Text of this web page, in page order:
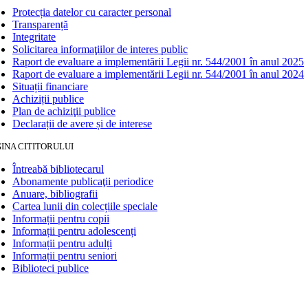
Protecția datelor cu caracter personal
Transparență
Integritate
Solicitarea informaţiilor de interes public
Raport de evaluare a implementării Legii nr. 544/2001 în anul 2025
Raport de evaluare a implementării Legii nr. 544/2001 în anul 2024
Situații financiare
Achiziții publice
Plan de achiziţii publice
Declarații de avere și de interese
CITITORULUI
Întreabă bibliotecarul
Abonamente publicaţii periodice
Anuare, bibliografii
Cartea lunii din colecțiile speciale
Informații pentru copii
Informații pentru adolescenți
Informații pentru adulți
Informații pentru seniori
Biblioteci publice